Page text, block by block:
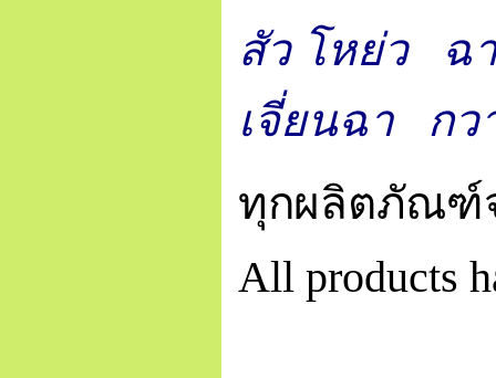
สัว โหย่ว
ฉ
เจี่ยนฉา
กว
ทุกผลิตภัณฑ์
All products